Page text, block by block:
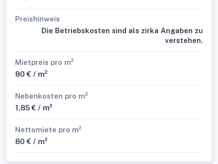
Preishinweis
Die Betriebskosten sind als zirka Angaben zu
verstehen.
Mietpreis pro m²
80 € / m²
Nebenkosten pro m²
1,85 € / m²
Nettomiete pro m²
80 € / m²